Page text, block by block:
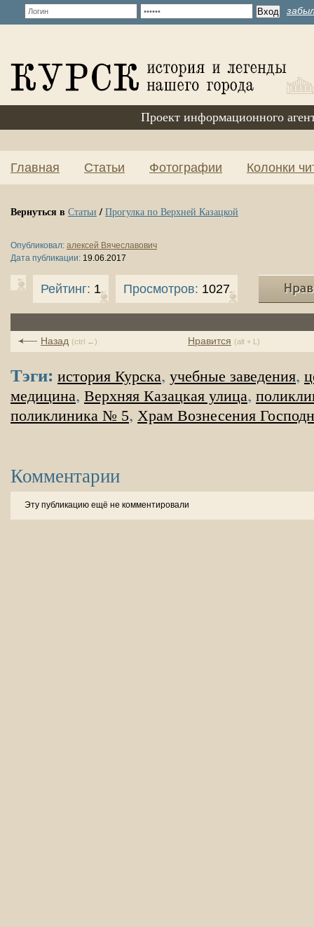
Проект информационного
Главная Статьи Фотографии Колонки
Вернуться в Статьи / Прогулка по Верхней Казацкой
Опубликовал: алексей Вячеславович
Дата публикации: 19.06.2017
Рейтинг: 1 Просмотров: 1027
Нравится (alt + L)
Назад (ctrl ←)
Тэги: история Курска, учебные заведения,
медицина, Верхняя Казацкая улица,
поликлиника № 5, Храм Вознесения
Комментарии
Эту публикацию ещё не комментировали